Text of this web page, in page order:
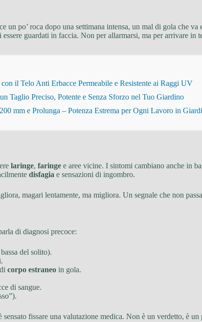
un po’ roca dopo una settimana intensa, un mal di gola che
guardati in faccia. Non per allarmarsi, ma per arrivare in
il Telo Anti Erbacce Permeabile e Resistente ai Raggi UV
Taglio Preciso, Potente e Senza Sforzo nel Tuo Giardino
mm e Prolunga – Potenza Estrema per Ogni Lavoro in
laringe, faringe e aree vicine. I sintomi cambiano anche in
disfagia e sensazioni di ingombro.
magari lentamente, ma migliora. Un segnale che non
di diagnosi precoce:
del solito).
corpo estraneo in gola.
di sangue.
fissare una valutazione medica. Non è un verdetto, è un